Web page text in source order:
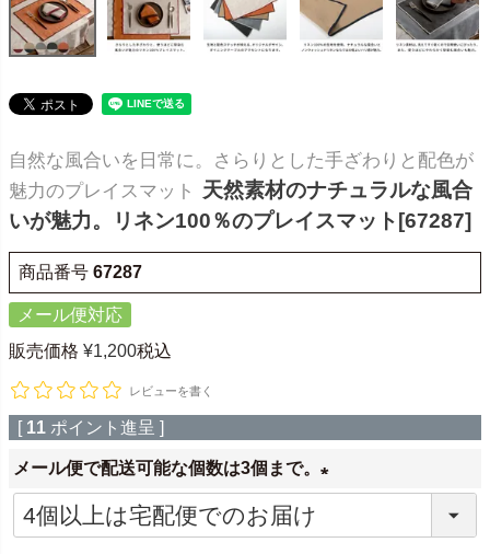
自然な風合いを日常に。さらりとした手ざわりと配色が
魅力のプレイスマット
天然素材のナチュラルな風合
いが魅力。リネン100％のプレイスマット[67287]
商品番号 67287
メール便対応
販売価格 ¥1,200税込
レビューを書く
[ 11 ポイント進呈 ]
メール便で配送可能な個数は3個まで。
必